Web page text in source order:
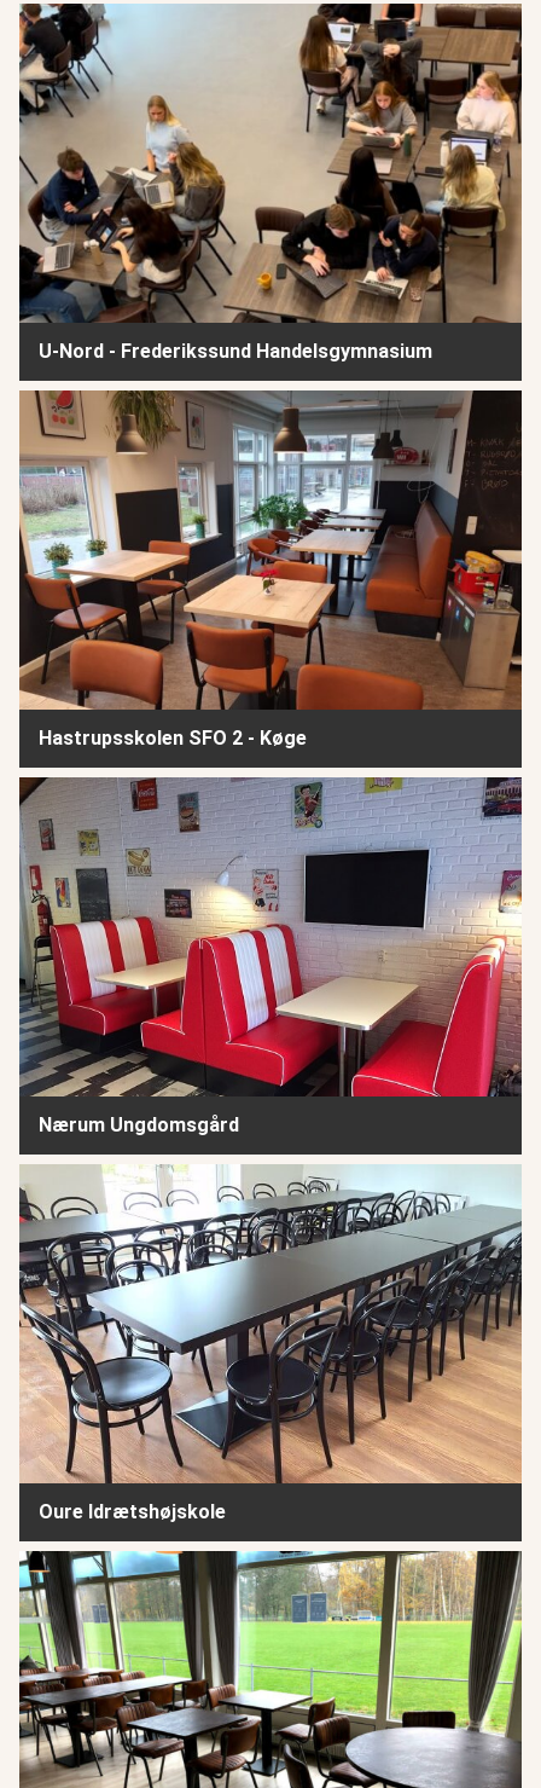
U-Nord - Frederikssund Handelsgymnasium
U-Nord - Frederikssund Handelsgymnasium
Hastrupsskolen SFO 2 - Køge
Hastrupsskolen SFO 2 - Køge
Nærum Ungdomsgård
Nærum Ungdomsgård
Oure Idrætshøjskole
Oure Idrætshøjskole
Ung i Rudersdal